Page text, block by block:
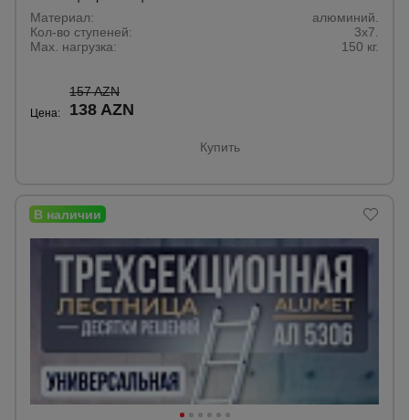
Материал:
алюминий.
Кол-во ступеней:
3х7.
Max. нагрузка:
150 кг.
Цена:
157 AZN
138 AZN
Купить
Штукатурные
комплекты
аппараты